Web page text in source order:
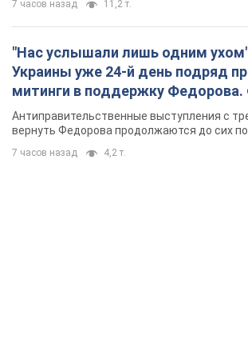
7 часов назад 11,2 т.
"Нас услышали лишь одним
Украины уже 24-й день подряд
митинги в поддержку
Антиправительственные выступления с
вернуть Федорова продолжаются до сих
7 часов назад 4,2 т.